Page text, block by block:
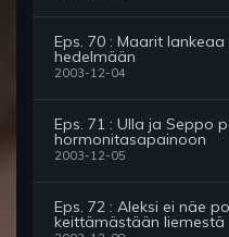
Eps. 70 : Maarit lankeaa
hedelmään
2003-12-04
Eps. 71 : Ulla ja Seppo
hormonitasapainoon
2003-12-05
Eps. 72 : Aleksi ei näe
keittämästään liemestä